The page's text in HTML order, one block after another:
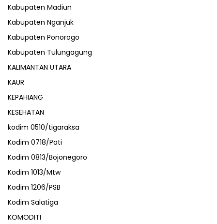
Kabupaten Madiun
Kabupaten Nganjuk
Kabupaten Ponorogo
Kabupaten Tulungagung
KALIMANTAN UTARA
KAUR
KEPAHIANG
KESEHATAN
kodim 0510/tigaraksa
Kodim 0718/Pati
Kodim 0813/Bojonegoro
Kodim 1013/Mtw
Kodim 1206/PSB
Kodim Salatiga
KOMODITI